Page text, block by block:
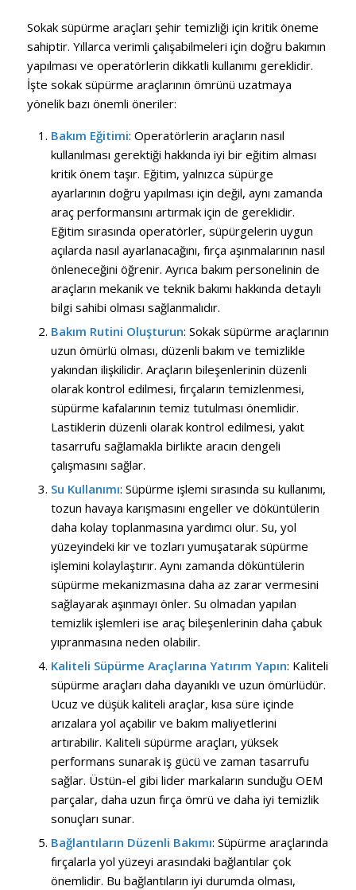
Sokak süpürme araçları şehir temizliği için kritik öneme
sahiptir. Yıllarca verimli çalışabilmeleri için doğru bakımın
yapılması ve operatörlerin dikkatli kullanımı gereklidir.
İşte sokak süpürme araçlarının ömrünü uzatmaya
yönelik bazı önemli öneriler:
Bakım Eğitimi: Operatörlerin araçların nasıl
kullanılması gerektiği hakkında iyi bir eğitim alması
kritik önem taşır. Eğitim, yalnızca süpürge
ayarlarının doğru yapılması için değil, aynı zamanda
araç performansını artırmak için de gereklidir.
Eğitim sırasında operatörler, süpürgelerin uygun
açılarda nasıl ayarlanacağını, fırça aşınmalarının nasıl
önleneceğini öğrenir. Ayrıca bakım personelinin de
araçların mekanik ve teknik bakımı hakkında detaylı
bilgi sahibi olması sağlanmalıdır.
Bakım Rutini Oluşturun: Sokak süpürme araçlarının
uzun ömürlü olması, düzenli bakım ve temizlikle
yakından ilişkilidir. Araçların bileşenlerinin düzenli
olarak kontrol edilmesi, fırçaların temizlenmesi,
süpürme kafalarının temiz tutulması önemlidir.
Lastiklerin düzenli olarak kontrol edilmesi, yakıt
tasarrufu sağlamakla birlikte aracın dengeli
çalışmasını sağlar.
Su Kullanımı: Süpürme işlemi sırasında su kullanımı,
tozun havaya karışmasını engeller ve döküntülerin
daha kolay toplanmasına yardımcı olur. Su, yol
yüzeyindeki kir ve tozları yumuşatarak süpürme
işlemini kolaylaştırır. Aynı zamanda döküntülerin
süpürme mekanizmasına daha az zarar vermesini
sağlayarak aşınmayı önler. Su olmadan yapılan
temizlik işlemleri ise araç bileşenlerinin daha çabuk
yıpranmasına neden olabilir.
Kaliteli Süpürme Araçlarına Yatırım Yapın: Kaliteli
süpürme araçları daha dayanıklı ve uzun ömürlüdür.
Ucuz ve düşük kaliteli araçlar, kısa süre içinde
arızalara yol açabilir ve bakım maliyetlerini
artırabilir. Kaliteli süpürme araçları, yüksek
performans sunarak iş gücü ve zaman tasarrufu
sağlar. Üstün-el gibi lider markaların sunduğu OEM
parçalar, daha uzun fırça ömrü ve daha iyi temizlik
sonuçları sunar.
Bağlantıların Düzenli Bakımı: Süpürme araçlarında
fırçalarla yol yüzeyi arasındaki bağlantılar çok
önemlidir. Bu bağlantıların iyi durumda olması,